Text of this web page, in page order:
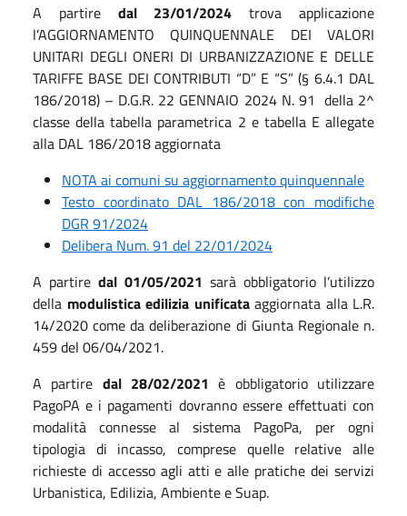
A partire dal 23/01/2024 trova applicazione
l’AGGIORNAMENTO QUINQUENNALE DEI VALORI
UNITARI DEGLI ONERI DI URBANIZZAZIONE E DELLE
TARIFFE BASE DEI CONTRIBUTI “D” E “S” (§ 6.4.1 DAL
186/2018) – D.G.R. 22 GENNAIO 2024 N. 91 della 2^
classe della tabella parametrica 2 e tabella E allegate
alla DAL 186/2018 aggiornata
NOTA ai comuni su aggiornamento quinquennale
Testo coordinato DAL 186/2018 con modifiche
DGR 91/2024
Delibera Num. 91 del 22/01/2024
A partire dal 01/05/2021 sarà obbligatorio l’utilizzo
della modulistica edilizia unificataaggiornata alla L.R.
14/2020 come da deliberazione di Giunta Regionale n.
459 del 06/04/2021.
A partire dal 28/02/2021 è obbligatorio utilizzare
PagoPA e i pagamenti dovranno essere effettuati con
modalità connesse al sistema PagoPa, per ogni
tipologia di incasso, comprese quelle relative alle
richieste di accesso agli atti e alle pratiche dei servizi
Urbanistica, Edilizia, Ambiente e Suap.